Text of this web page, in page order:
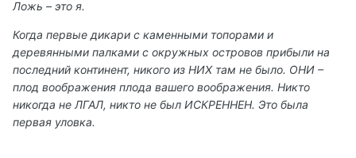
Ложь – это я.
Когда первые дикари с каменными топорами и
деревянными палками с окружных островов прибыли на
последний континент, никого из НИХ там не было. ОНИ –
плод воображения плода вашего воображения. Никто
никогда не ЛГАЛ, никто не был ИСКРЕННЕН. Это была
первая уловка.